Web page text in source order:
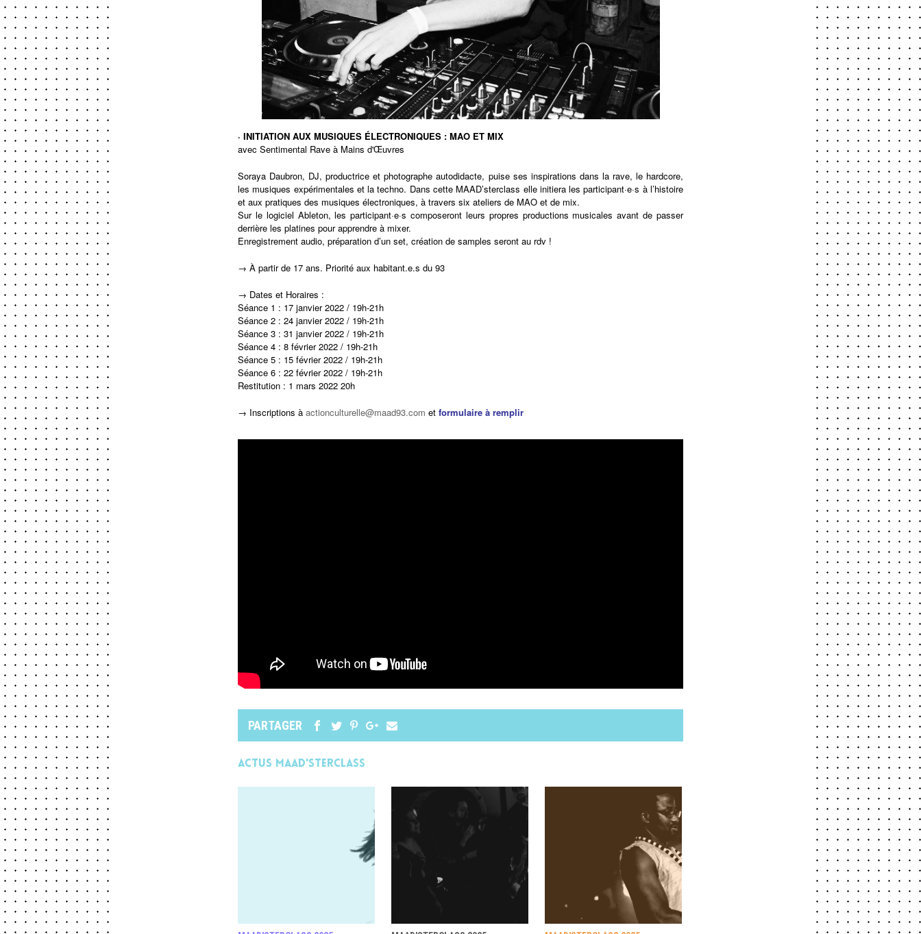
· INITIATION AUX MUSIQUES ÉLECTRONIQUES : MAO ET MIX
avec Sentimental Rave à Mains d'Œuvres
Soraya Daubron, DJ, productrice et photographe autodidacte, puise ses inspirations dans la rave, le hardcore,
les musiques expérimentales et la techno. Dans cette MAAD’sterclass elle initiera les participant·e·s à l’histoire
et aux pratiques des musiques électroniques, à travers six ateliers de MAO et de mix.
Sur le logiciel Ableton, les participant·e·s composeront leurs propres productions musicales avant de passer
derrière les platines pour apprendre à mixer.
Enregistrement audio, préparation d’un set, création de samples seront au rdv !
→ À partir de 17 ans. Priorité aux habitant.e.s du 93
→ Dates et Horaires :
Séance 1 : 17 janvier 2022 / 19h-21h
Séance 2 : 24 janvier 2022 / 19h-21h
Séance 3 : 31 janvier 2022 / 19h-21h
Séance 4 : 8 février 2022 / 19h-21h
Séance 5 : 15 février 2022 / 19h-21h
Séance 6 : 22 février 2022 / 19h-21h
Restitution : 1 mars 2022 20h
→ Inscriptions à actionculturelle@maad93.com et formulaire à remplir
PARTAGER
Actus MAAD'STERCLASS